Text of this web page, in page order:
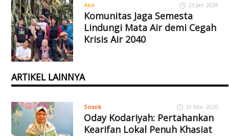
Aksi 23 Jan 2024
Komunitas Jaga Semesta
Lindungi Mata Air demi Cegah
Krisis Air 2040
ARTIKEL LAINNYA
Sosok 31 Mar 2020
Oday Kodariyah: Pertahankan
Kearifan Lokal Penuh Khasiat